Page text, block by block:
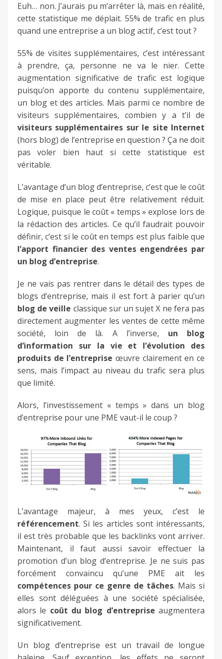
Euh… non. J’aurais pu m’arrêter là, mais en réalité,
cette statistique me déplait. 55% de trafic en plus
quand une entreprise a un blog actif, c’est tout ?
55% de visites supplémentaires, c’est intéressant
à prendre, ça, personne ne va le nier. Cette
augmentation significative de trafic est logique
puisqu’on apporte du contenu supplémentaire,
un blog et des articles. Mais parmi ce nombre de
visiteurs supplémentaires, combien y a t’il de
visiteurs supplémentaires sur le site Internet
(hors blog) de l’entreprise en question ? Ça ne doit
pas voler bien haut si cette statistique est
véritable.
L’avantage d’un blog d’entreprise, c’est que le coût
de mise en place peut être relativement réduit.
Logique, puisque le coût « temps » explose lors de
la rédaction des articles. Ce qu’il faudrait pouvoir
définir, c’est si le coût en temps est plus faible que
l’apport financier des ventes engendrées par
un blog d’entreprise.
Je ne vais pas rentrer dans le détail des types de
blogs d’entreprise, mais il est fort à parier qu’un
blog de veille classique sur un sujet X ne fera pas
directement augmenter les ventes de cette même
société, loin de là. A l’inverse, un blog
d’information sur la vie et l’évolution des
produits de l’entreprise œuvre clairement en ce
sens, mais l’impact au niveau du trafic sera plus
que limité.
Alors, l’investissement « temps » dans un blog
d’entreprise pour une PME vaut-il le coup ?
L’avantage majeur, à mes yeux, c’est le
référencement. Si les articles sont intéressants,
il est très probable que les backlinks vont arriver.
Maintenant, il faut aussi savoir effectuer la
promotion d’un blog d’entreprise. Je ne suis pas
forcément convaincu qu’une PME ait les
compétences pour ce genre de tâches. Mais si
elles sont déléguées à une société spécialisée,
alors le coût du blog d’entreprise augmentera
significativement.
Un blog d’entreprise est un travail de longue